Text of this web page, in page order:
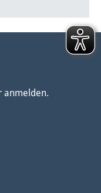
anmelden.